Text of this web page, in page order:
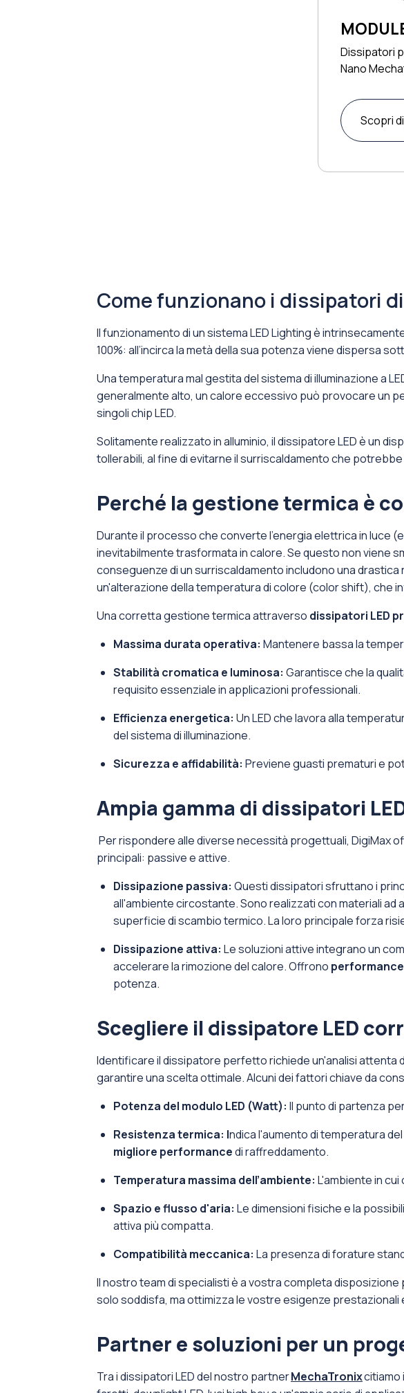
Dissipatori
Nano
Scopri
Come funzionano i dissipatori
Il funzionamento di un sistema LED Lighting è
100%: all’incirca la metà della sua potenza viene dispersa
Una temperatura mal gestita del sistema di illuminazione a
generalmente alto, un calore eccessivo può provocare un
singoli chip LED.
Solitamente realizzato in alluminio, il dissipatore LED è un
tollerabili, al fine di evitarne il surriscaldamento che
Perché la gestione termica è
Durante il processo che converte l’energia elettrica in luce
inevitabilmente trasformata in calore. Se questo non viene
conseguenze di un surriscaldamento includono una
un'alterazione della temperatura di colore (color shift), che
Una corretta gestione termica attraverso dissipatori LED
Massima durata operativa: Mantenere bassa la
Stabilità cromatica e luminosa: Garantisce che la
requisito essenziale in applicazioni professionali.
Efficienza energetica: Un LED che lavora alla
del sistema di illuminazione.
Sicurezza e affidabilità: Previene guasti prematuri e
Ampia gamma di dissipatori
Per rispondere alle diverse necessità progettuali, DigiMax
principali: passive e attive.
Dissipazione passiva: Questi dissipatori sfruttano i
all'ambiente circostante. Sono realizzati con materiali
superficie di scambio termico. La loro principale forza
Dissipazione attiva: Le soluzioni attive integrano un
accelerare la rimozione del calore. Offrono
potenza.
Scegliere il dissipatore LED
Identificare il dissipatore perfetto richiede un'analisi attenta
garantire una scelta ottimale. Alcuni dei fattori chiave da
Potenza del modulo LED (Watt): Il punto di partenza
Resistenza termica: Indica l'aumento di temperatura
migliore performancedi raffreddamento.
Temperatura massima dell’ambiente: L'ambiente in
Spazio e flusso d'aria: Le dimensioni fisiche e la
attiva più compatta.
Compatibilità meccanica: La presenza di forature
Il nostro team di specialisti è a vostra completa
solo soddisfa, ma ottimizza le vostre esigenze prestazionali
Partner e soluzioni per un
Tra i dissipatori LED del nostro partnerMechaTronixcitiamo